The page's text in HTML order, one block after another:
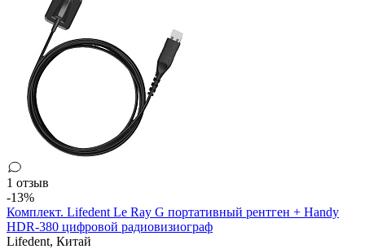
1 отзыв
-13%
Комплект. Lifedent Le Ray G портативный рентген + Handy
HDR-380 цифровой радиовизиограф
Lifedent, Китай